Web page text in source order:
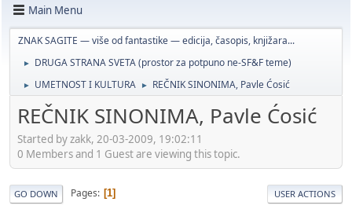
Main Menu
ZNAK SAGITE — više od fantastike — edicija, časopis, knjižara...
► DRUGA STRANA SVETA (prostor za potpuno ne-SF&F teme)
► UMETNOST I KULTURA ► REČNIK SINONIMA, Pavle Ćosić
REČNIK SINONIMA, Pavle Ćosić
Started by zakk, 20-03-2009, 19:02:11
0 Members and 1 Guest are viewing this topic.
GO DOWN Pages 1 USER ACTIONS